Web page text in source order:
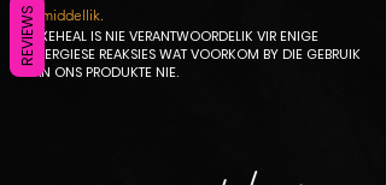
onmiddellik.
LUXEHEAL IS NIE VERANTWOORDELIK VIR ENIGE
ALLERGIESE REAKSIES WAT VOORKOM BY DIE GEBRUIK
VAN ONS PRODUKTE NIE.
REVIEWS